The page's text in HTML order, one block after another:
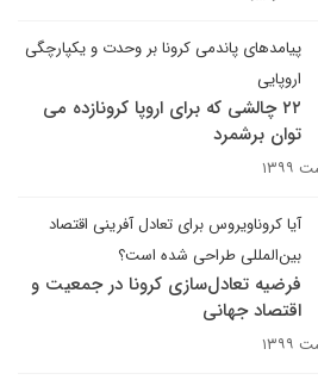
پیامدهای پاندمی کرونا بر وحدت و یکپارچگی
اروپایی
۲۲ چالشی که برای اروپا کرونازده می
توان برشمرد
آیا کروناویروس برای تعادل آفرینی اقتصاد
بین‌المللی طراحی شده است؟
فرضیه تعادل‌سازی کرونا در جمعیت و
اقتصاد جهانی